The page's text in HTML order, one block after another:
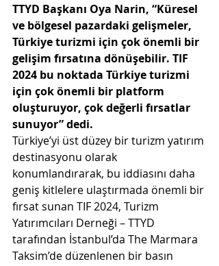
TTYD Başkanı Oya Narin, “Küresel
ve bölgesel pazardaki gelişmeler,
Türkiye turizmi için çok önemli bir
gelişim fırsatına dönüşebilir. TIF
2024 bu noktada Türkiye turizmi
için çok önemli bir platform
oluşturuyor, çok değerli fırsatlar
sunuyor” dedi.
Türkiye’yi üst düzey bir turizm yatırım
destinasyonu olarak
konumlandırarak, bu iddiasını daha
geniş kitlelere ulaştırmada önemli bir
fırsat sunan TIF 2024, Turizm
Yatırımcıları Derneği – TTYD
tarafından İstanbul’da The Marmara
Taksim’de düzenlenen bir basın